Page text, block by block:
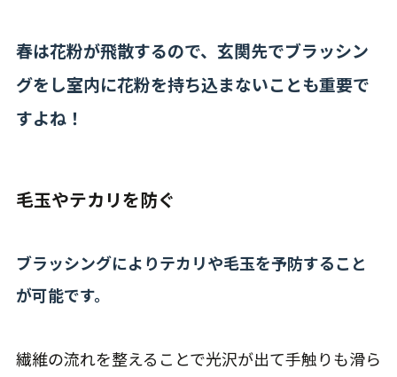
春は花粉が飛散するので、玄関先でブラッシン
グをし室内に花粉を持ち込まないことも重要で
すよね！
毛玉やテカリを防ぐ
ブラッシングによりテカリや毛玉を予防すること
が可能です。
繊維の流れを整えることで光沢が出て手触りも滑ら